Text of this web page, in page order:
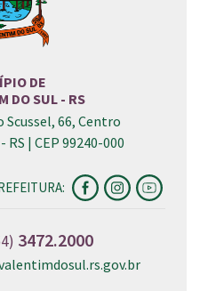
DE
DO SUL - RS
Scussel, 66, Centro
| CEP 99240-000
3472.2000